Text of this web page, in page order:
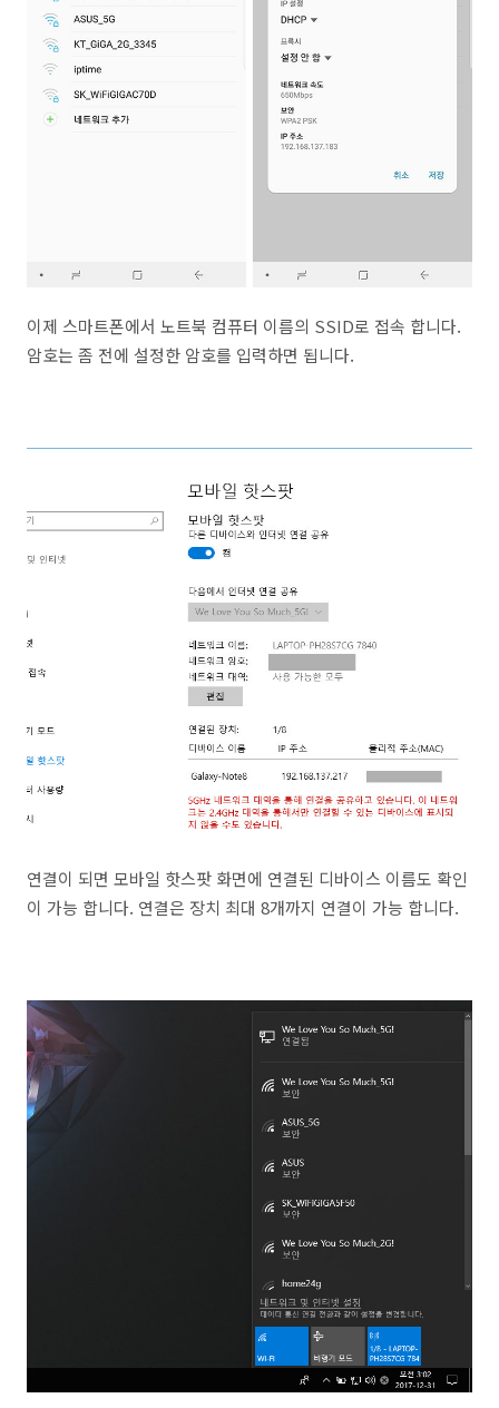
이제 스마트폰에서 노트북 컴퓨터 이름의 SSID로 접속 합니다.
암호는 좀 전에 설정한 암호를 입력하면 됩니다.
연결이 되면 모바일 핫스팟 화면에 연결된 디바이스 이름도 확인
이 가능 합니다. 연결은 장치 최대 8개까지 연결이 가능 합니다.